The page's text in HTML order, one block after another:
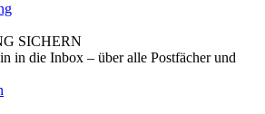
SICHERN
in die Inbox – über alle Postfächer und